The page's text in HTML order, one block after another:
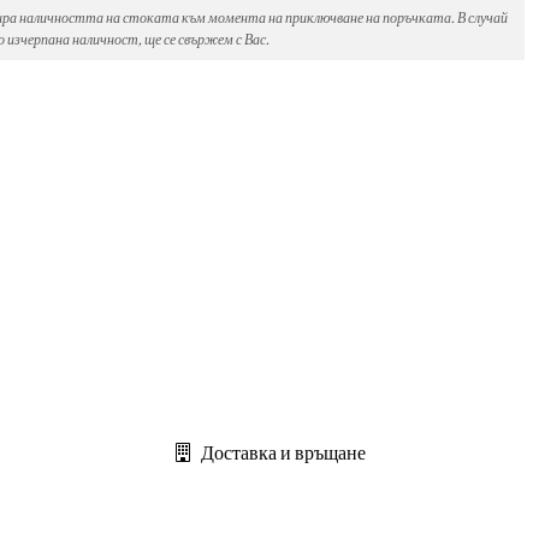
наличността на стоката към момента на приключване на поръчката. В случай
наличност, ще се свържем с Вас.
Доставка и връщане